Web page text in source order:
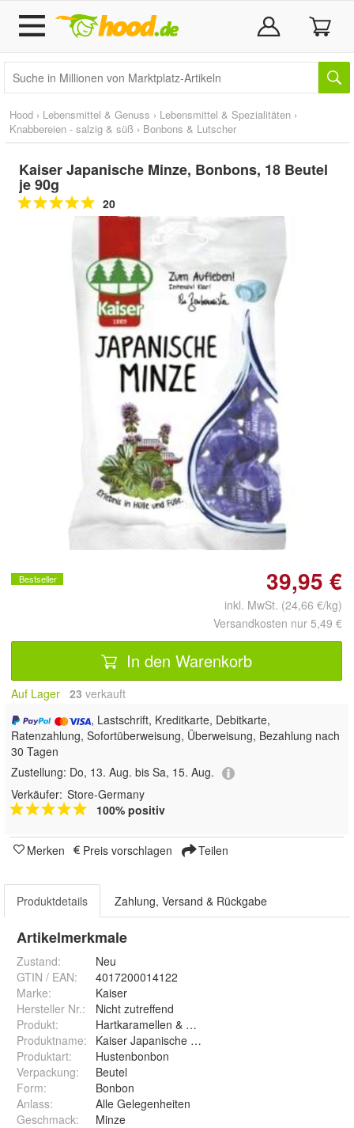
Hood › Lebensmittel & Genuss › Lebensmittel & Spezialitäten ›
Knabbereien - salzig & süß › Bonbons & Lutscher
Kaiser Japanische Minze, Bonbons, 18 Beutel
je 90g
20
Doppelt antippen zum
vergrößern
Bestseller 39,95 €
inkl. MwSt. (24,66 €/kg)
Versandkosten nur 5,49 €
In den Warenkorb
Auf Lager 23 verkauft
, Lastschrift, Kreditkarte, Debitkarte,
Ratenzahlung, Sofortüberweisung, Überweisung, Bezahlung nach
30 Tagen
Zustellung: Do, 13. Aug. bis Sa, 15. Aug.
Verkäufer: Store-Germany
100% positiv
Merken Preis vorschlagen Teilen
Produktdetails Zahlung, Versand & Rückgabe
Artikelmerkmale
Zustand:
Neu
GTIN / EAN:
4017200014122
Marke:
Kaiser
Hersteller Nr.:
Nicht zutreffend
Produkt:
Hartkaramellen & Hartbonbons
Produktname:
Kaiser Japanische Minze
Produktart:
Hustenbonbon
Verpackung:
Beutel
Form:
Bonbon
Anlass:
Alle Gelegenheiten
Geschmack: Minze